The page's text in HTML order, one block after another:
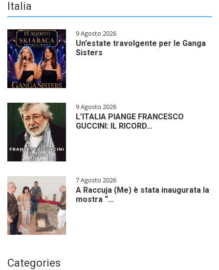
Italia
9 Agosto 2026
Un’estate travolgente per le Ganga
Sisters
9 Agosto 2026
L’ITALIA PIANGE FRANCESCO
GUCCINI: IL RICORD…
7 Agosto 2026
A Raccuja (Me) è stata inaugurata la
mostra “…
Categories